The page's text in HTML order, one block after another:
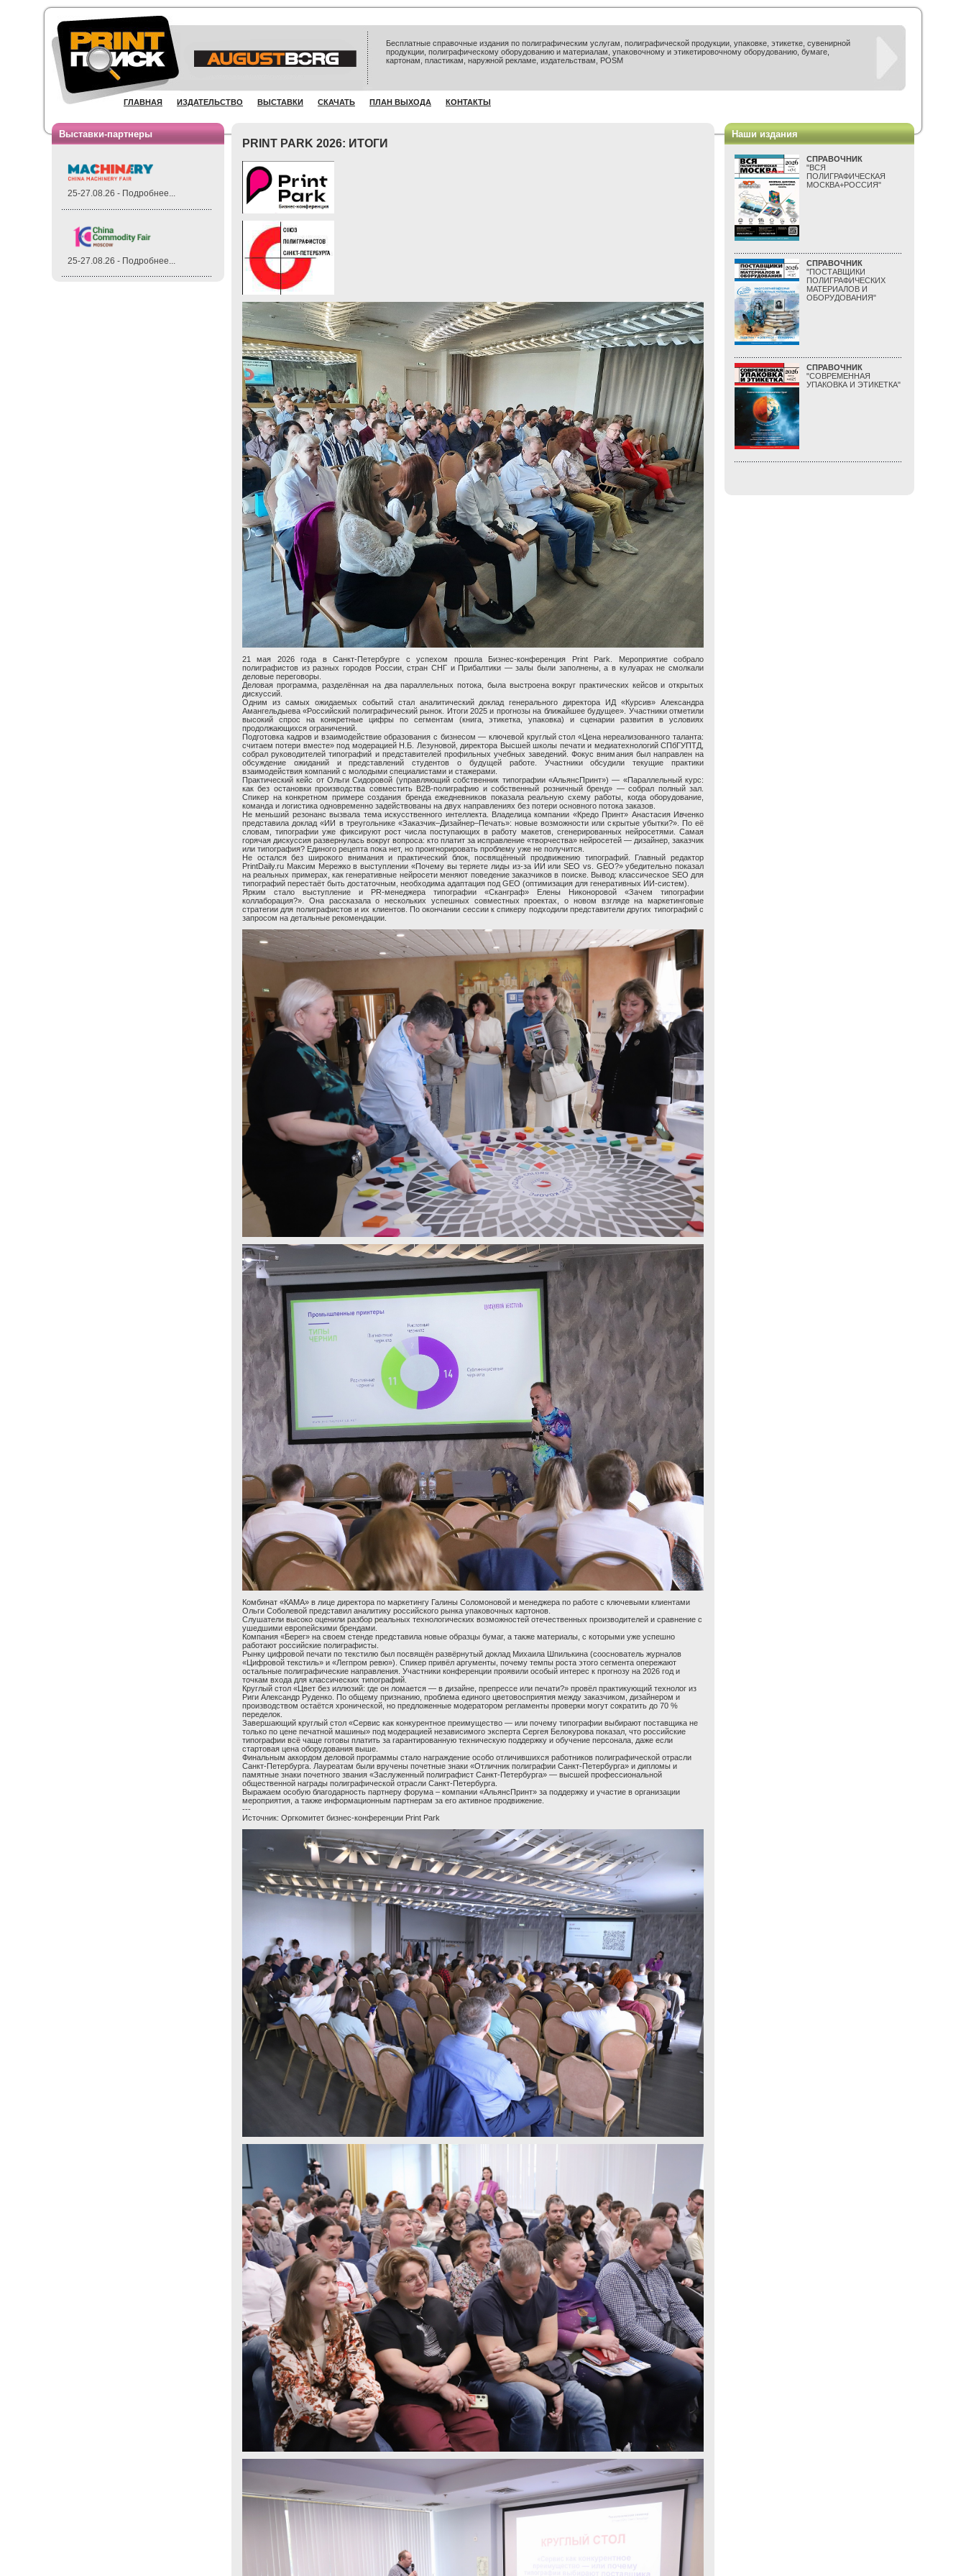
Бесплатные справочные издания по полиграфическим услугам, полиграфической продукции, упаковке, этикетке, сувенирной
продукции, полиграфическому оборудованию и материалам, упаковочному и этикетировочному оборудованию, бумаге,
картонам, пластикам, наружной рекламе, издательствам, POSM
ГЛАВНАЯ ИЗДАТЕЛЬСТВО ВЫСТАВКИ СКАЧАТЬ ПЛАН ВЫХОДА КОНТАКТЫ
Выставки-партнеры
25-27.08.26 - Подробнее...
25-27.08.26 - Подробнее...
PRINT PARK 2026: ИТОГИ
21 мая 2026 года в Санкт-Петербурге с успехом прошла Бизнес-конференция Print Park. Мероприятие собрало
полиграфистов из разных городов России, стран СНГ и Прибалтики — залы были заполнены, а в кулуарах не смолкали
деловые переговоры.
Деловая программа, разделённая на два параллельных потока, была выстроена вокруг практических кейсов и открытых
дискуссий.
Одним из самых ожидаемых событий стал аналитический доклад генерального директора ИД «Курсив» Александра
Амангельдыева «Российский полиграфический рынок. Итоги 2025 и прогнозы на ближайшее будущее». Участники отметили
высокий спрос на конкретные цифры по сегментам (книга, этикетка, упаковка) и сценарии развития в условиях
продолжающихся ограничений.
Подготовка кадров и взаимодействие образования с бизнесом — ключевой круглый стол «Цена нереализованного таланта:
считаем потери вместе» под модерацией Н.Б. Лезуновой, директора Высшей школы печати и медиатехнологий СПбГУПТД,
собрал руководителей типографий и представителей профильных учебных заведений. Фокус внимания был направлен на
обсуждение ожиданий и представлений студентов о будущей работе. Участники обсудили текущие практики
взаимодействия компаний с молодыми специалистами и стажерами.
Практический кейс от Ольги Сидоровой (управляющий собственник типографии «АльянсПринт») — «Параллельный курс:
как без остановки производства совместить B2B-полиграфию и собственный розничный бренд» — собрал полный зал.
Спикер на конкретном примере создания бренда ежедневников показала реальную схему работы, когда оборудование,
команда и логистика одновременно задействованы на двух направлениях без потери основного потока заказов.
Не меньший резонанс вызвала тема искусственного интеллекта. Владелица компании «Кредо Принт» Анастасия Ивченко
представила доклад «ИИ в треугольнике «Заказчик–Дизайнер–Печать»: новые возможности или скрытые убытки?». По её
словам, типографии уже фиксируют рост числа поступающих в работу макетов, сгенерированных нейросетями. Самая
горячая дискуссия развернулась вокруг вопроса: кто платит за исправление «творчества» нейросетей — дизайнер, заказчик
или типография? Единого рецепта пока нет, но проигнорировать проблему уже не получится.
Не остался без широкого внимания и практический блок, посвящённый продвижению типографий. Главный редактор
PrintDaily.ru Максим Мережко в выступлении «Почему вы теряете лиды из-за ИИ или SEO vs. GEO?» убедительно показал
на реальных примерах, как генеративные нейросети меняют поведение заказчиков в поиске. Вывод: классическое SEO для
типографий перестаёт быть достаточным, необходима адаптация под GEO (оптимизация для генеративных ИИ-систем).
Ярким стало выступление и PR-менеджера типографии «Сканграф» Елены Никоноровой «Зачем типографии
коллаборация?». Она рассказала о нескольких успешных совместных проектах, о новом взгляде на маркетинговые
стратегии для полиграфистов и их клиентов. По окончании сессии к спикеру подходили представители других типографий с
запросом на детальные рекомендации.
Комбинат «КАМА» в лице директора по маркетингу Галины Соломоновой и менеджера по работе с ключевыми клиентами
Ольги Соболевой представил аналитику российского рынка упаковочных картонов.
Слушатели высоко оценили разбор реальных технологических возможностей отечественных производителей и сравнение с
ушедшими европейскими брендами.
Компания «Берег» на своем стенде представила новые образцы бумаг, а также материалы, с которыми уже успешно
работают российские полиграфисты.
Рынку цифровой печати по текстилю был посвящён развёрнутый доклад Михаила Шпилькина (сооснователь журналов
«Цифровой текстиль» и «Легпром ревю»). Спикер привёл аргументы, почему темпы роста этого сегмента опережают
остальные полиграфические направления. Участники конференции проявили особый интерес к прогнозу на 2026 год и
точкам входа для классических типографий.
Круглый стол «Цвет без иллюзий: где он ломается — в дизайне, препрессе или печати?» провёл практикующий технолог из
Риги Александр Руденко. По общему признанию, проблема единого цветовосприятия между заказчиком, дизайнером и
производством остаётся хронической, но предложенные модератором регламенты проверки могут сократить до 70 %
переделок.
Завершающий круглый стол «Сервис как конкурентное преимущество — или почему типографии выбирают поставщика не
только по цене печатной машины» под модерацией независимого эксперта Сергея Белокурова показал, что российские
типографии всё чаще готовы платить за гарантированную техническую поддержку и обучение персонала, даже если
стартовая цена оборудования выше.
Финальным аккордом деловой программы стало награждение особо отличившихся работников полиграфической отрасли
Санкт-Петербурга. Лауреатам были вручены почетные знаки «Отличник полиграфии Санкт-Петербурга» и дипломы и
памятные знаки почетного звания «Заслуженный полиграфист Санкт-Петербурга» — высшей профессиональной
общественной награды полиграфической отрасли Санкт-Петербурга.
Выражаем особую благодарность партнеру форума – компании «АльянсПринт» за поддержку и участие в организации
мероприятия, а также информационным партнерам за его активное продвижение.
---
Источник: Оргкомитет бизнес-конференции Print Park
Наши издания
СПРАВОЧНИК
"ВСЯ
ПОЛИГРАФИЧЕСКАЯ
МОСКВА+РОССИЯ"
СПРАВОЧНИК
"ПОСТАВЩИКИ
ПОЛИГРАФИЧЕСКИХ
МАТЕРИАЛОВ И
ОБОРУДОВАНИЯ"
СПРАВОЧНИК
"СОВРЕМЕННАЯ
УПАКОВКА И ЭТИКЕТКА"